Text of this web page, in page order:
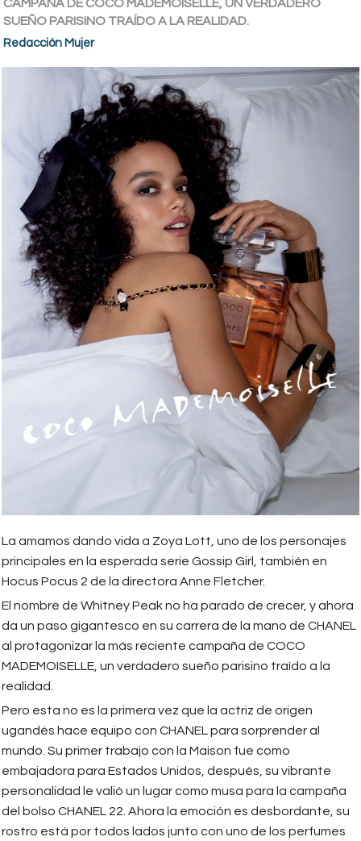
CAMPAÑA DE COCO MADEMOISELLE, UN VERDADERO
SUEÑO PARISINO TRAÍDO A LA REALIDAD.
Redacción Mujer
La amamos dando vida a Zoya Lott, uno de los personajes
principales en la esperada serie Gossip Girl, también en
Hocus Pocus 2 de la directora Anne Fletcher.
El nombre de Whitney Peak no ha parado de crecer, y ahora
da un paso gigantesco en su carrera de la mano de CHANEL
al protagonizar la más reciente campaña de COCO
MADEMOISELLE, un verdadero sueño parisino traído a la
realidad.
Pero esta no es la primera vez que la actriz de origen
ugandés hace equipo con CHANEL para sorprender al
mundo. Su primer trabajo con la Maison fue como
embajadora para Estados Unidos, después, su vibrante
personalidad le valió un lugar como musa para la campaña
del bolso CHANEL 22. Ahora la emoción es desbordante, su
rostro está por todos lados junto con uno de los perfumes